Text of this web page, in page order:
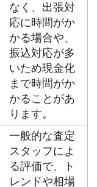
なく、出張対
応に時間がか
かる場合や、
振込対応が多
いため現金化
まで時間がか
かることがあ
ります。
一般的な査定
スタッフによ
る評価で、ト
レンドや相場